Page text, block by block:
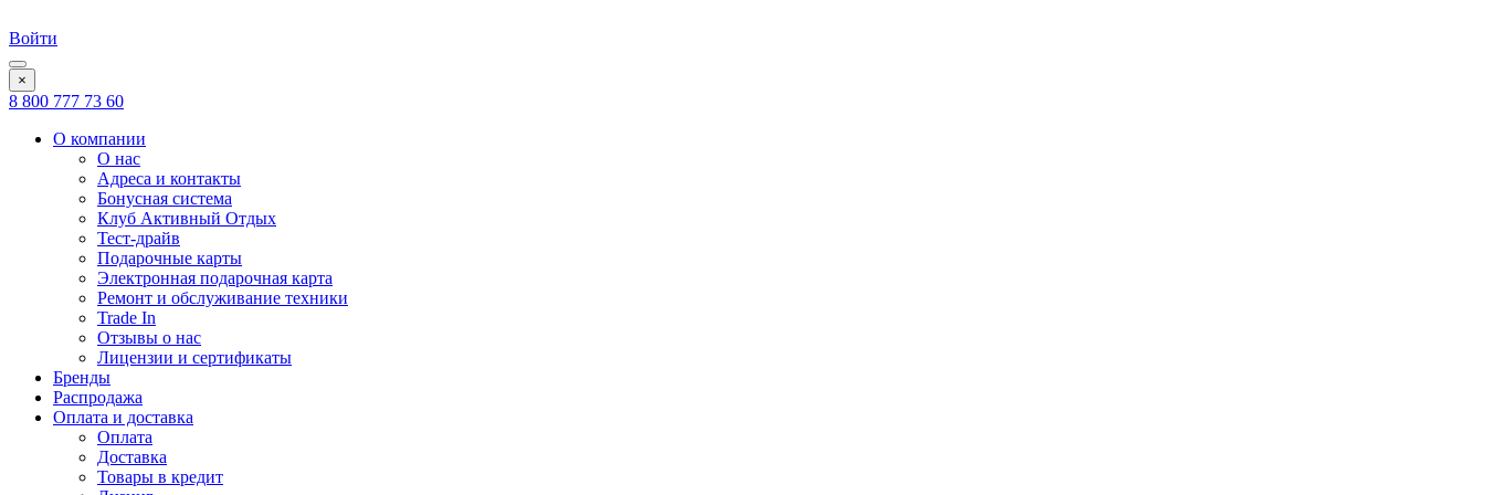
Войти
×
8 800 777 73 60
О компании
О нас
Адреса и контакты
Бонусная система
Клуб Активный Отдых
Тест-драйв
Подарочные карты
Электронная подарочная карта
Ремонт и обслуживание техники
Trade In
Отзывы о нас
Лицензии и сертификаты
Бренды
Распродажа
Оплата и доставка
Оплата
Доставка
Товары в кредит